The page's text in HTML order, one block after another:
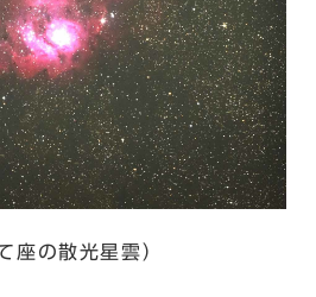
座の散光星雲）